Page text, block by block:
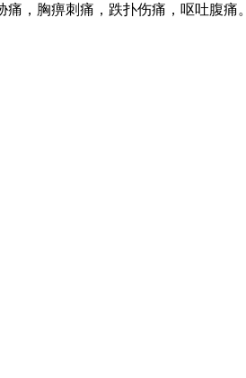
，胸痹刺痛，跌扑伤痛，呕吐腹痛。